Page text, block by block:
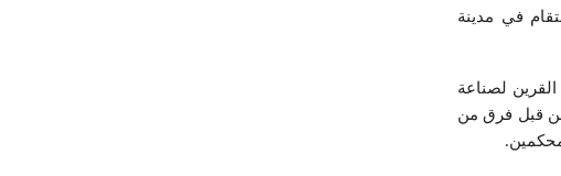
في مدينة
لصناعة
من قبل فرق من